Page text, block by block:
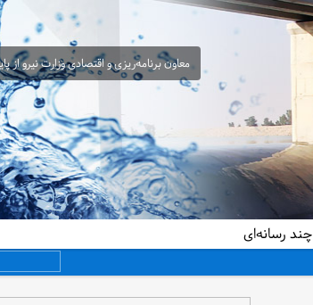
معاون برنامه‌ریزی و اقتصادی وزارت نیرو از
چند رسانه‌ای